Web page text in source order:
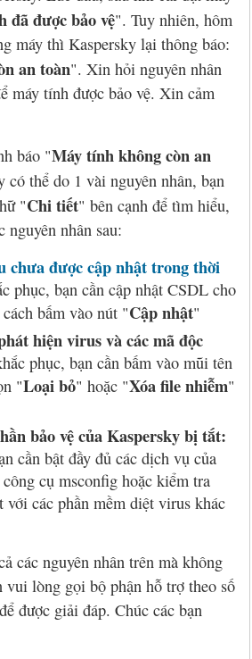
mã hóa
liệu
đã được bảo vệ". Tuy nhiên, hôm
máy thì Kaspersky lại thông báo:
an toàn". Xin hỏi nguyên nhân
máy tính được bảo vệ. Xin cảm
báo "Máy tính không còn an
có thể do 1 vài nguyên nhân, bạn
"Chi tiết" bên cạnh để tìm hiểu,
nguyên nhân sau:
chưa được cập nhật trong thời
phục, bạn cần cập nhật CSDL cho
bấm vào nút "Cập nhật"
hiện virus và các mã độc
phục, bạn cần bấm vào mũi tên
"Loại bỏ" hoặc "Xóa file nhiễm"
bảo vệ của Kaspersky bị tắt:
cần bật đầy đủ các dịch vụ của
cụ msconfig hoặc kiểm tra
với các phần mềm diệt virus khác
các nguyên nhân trên mà không
vui lòng gọi bộ phận hỗ trợ theo số
được giải đáp. Chúc các bạn